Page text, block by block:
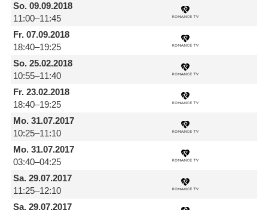
So.09.09.2018
11:00–11:45
Fr.07.09.2018
18:40–19:25
So.25.02.2018
10:55–11:40
Fr.23.02.2018
18:40–19:25
Mo.31.07.2017
10:25–11:10
Mo.31.07.2017
03:40–04:25
Sa.29.07.2017
11:25–12:10
Sa.29.07.2017